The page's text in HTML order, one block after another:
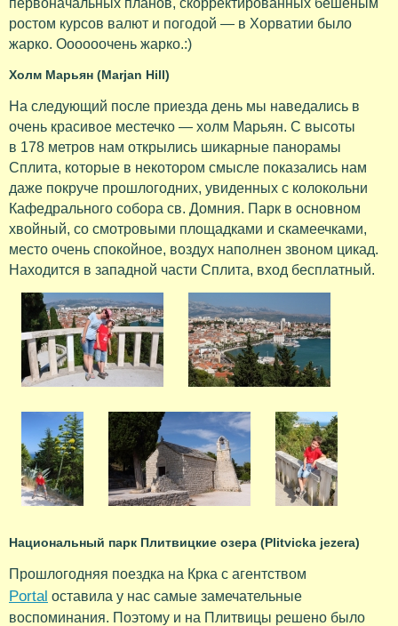
ростом курсов валют и погодой — в Хорватии было
жарко. Оооооочень жарко.:)
Холм Марьян (Marjan Hill)
На следующий после приезда день мы наведались в
очень красивое местечко — холм Марьян. С высоты
в 178 метров нам открылись шикарные панорамы
Сплита, которые в некотором смысле показались нам
даже покруче прошлогодних, увиденных с колокольни
Кафедрального собора св. Домния. Парк в основном
хвойный, со смотровыми площадками и скамеечками,
место очень спокойное, воздух наполнен звоном цикад.
Находится в западной части Сплита, вход бесплатный.
Национальный парк Плитвицкие озера (Plitvicka jezera)
Прошлогодняя поездка на Крка с агентством
Portal оставила у нас самые замечательные
воспоминания. Поэтому и на Плитвицы решено было